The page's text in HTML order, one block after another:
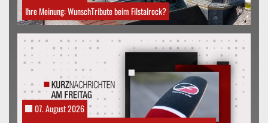
Ihre Meinung: WunschTribute beim Filstalrock?
07. August 2026